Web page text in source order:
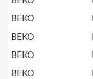
BEKO
BEKO
BEKO
BEKO